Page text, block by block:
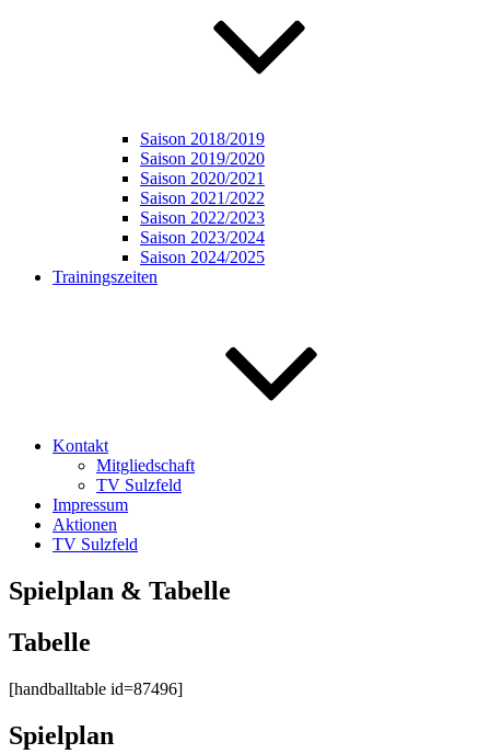
Saison 2018/2019
Saison 2019/2020
Saison 2020/2021
Saison 2021/2022
Saison 2022/2023
Saison 2023/2024
Saison 2024/2025
Trainingszeiten
Kontakt
Mitgliedschaft
TV Sulzfeld
Impressum
Aktionen
TV Sulzfeld
Spielplan & Tabelle
Tabelle
[handballtable id=87496]
Spielplan